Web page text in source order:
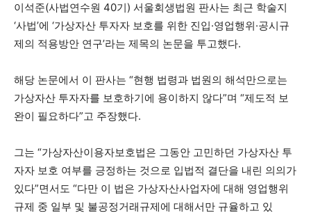
이석준(사법연수원 40기) 서울회생법원 판사는 최근 학술지
‘사법’에 ‘가상자산 투자자 보호를 위한 진입·영업행위·공시규
제의 적용방안 연구’라는 제목의 논문을 투고했다.
해당 논문에서 이 판사는 “현행 법령과 법원의 해석만으로는
가상자산 투자자를 보호하기에 용이하지 않다”며 “제도적 보
완이 필요하다”고 주장했다.
그는 “가상자산이용자보호법은 그동안 고민하던 가상자산 투
자자 보호 여부를 긍정하는 것으로 입법적 결단을 내린 의의가
있다”면서도 “다만 이 법은 가상자산사업자에 대해 영업행위
규제 중 일부 및 불공정거래규제에 대해서만 규율하고 있